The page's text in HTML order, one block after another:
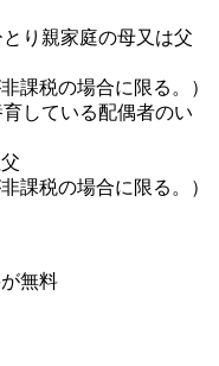
り親家庭の母又は父
課税の場合に限る。）
している配偶者のい
課税の場合に限る。）
無料